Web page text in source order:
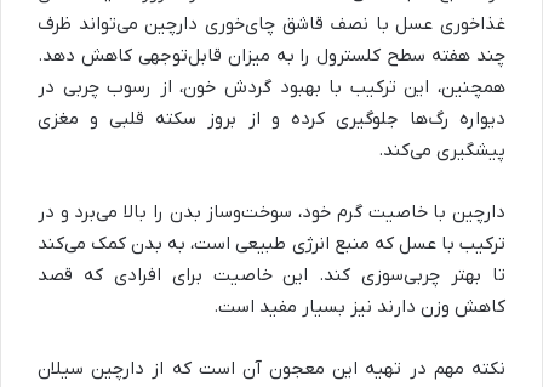
غذاخوری عسل با نصف قاشق چای‌خوری دارچین می‌تواند ظرف
چند هفته سطح کلسترول را به میزان قابل‌توجهی کاهش دهد.
همچنین، این ترکیب با بهبود گردش خون، از رسوب چربی در
دیواره رگ‌ها جلوگیری کرده و از بروز سکته قلبی و مغزی
پیشگیری می‌کند.
دارچین با خاصیت گرم خود، سوخت‌وساز بدن را بالا می‌برد و در
ترکیب با عسل که منبع انرژی طبیعی است، به بدن کمک می‌کند
تا بهتر چربی‌سوزی کند. این خاصیت برای افرادی که قصد
کاهش وزن دارند نیز بسیار مفید است.
نکته مهم در تهیه این معجون آن است که از دارچین سیلان